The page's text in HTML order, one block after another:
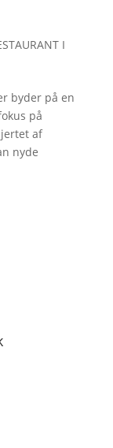
I
byder på en
på
af
nyde